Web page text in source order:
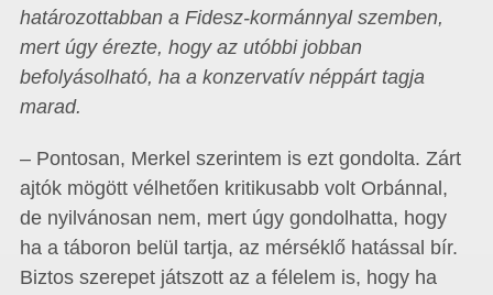
határozottabban a Fidesz-kormánnyal szemben,
mert úgy érezte, hogy az utóbbi jobban
befolyásolható, ha a konzervatív néppárt tagja
marad.
– Pontosan, Merkel szerintem is ezt gondolta. Zárt
ajtók mögött vélhetően kritikusabb volt Orbánnal,
de nyilvánosan nem, mert úgy gondolhatta, hogy
ha a táboron belül tartja, az mérséklő hatással bír.
Biztos szerepet játszott az a félelem is, hogy ha